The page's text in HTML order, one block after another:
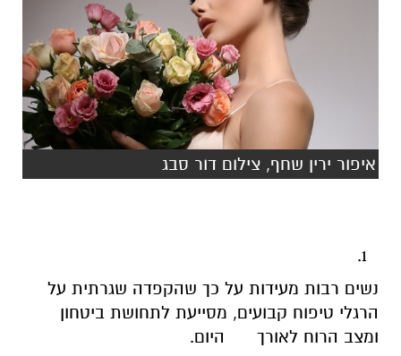
איפור ירין שחף, צילום דור סבג
נשים רבות מעידות על כך שהקפדה שגרתית על
הרגלי טיפוח קבועים, מסייעת לתחושת ביטחון
ומצב הרוח לאורך היום.